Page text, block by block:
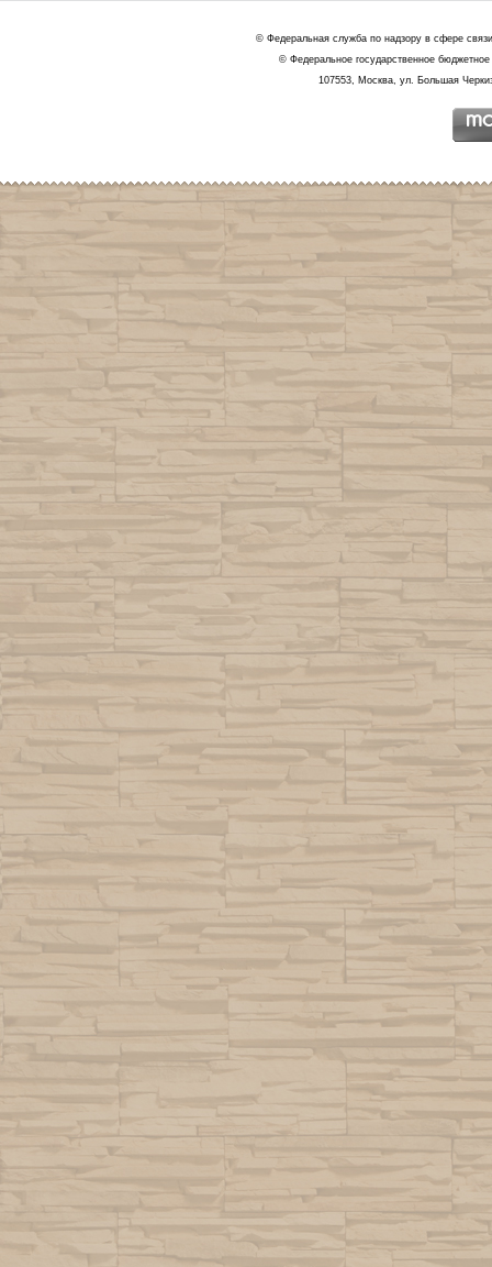
© Федеральная служба по надзору в сфере
© Федеральное государственное
107553, Москва, ул. Большая